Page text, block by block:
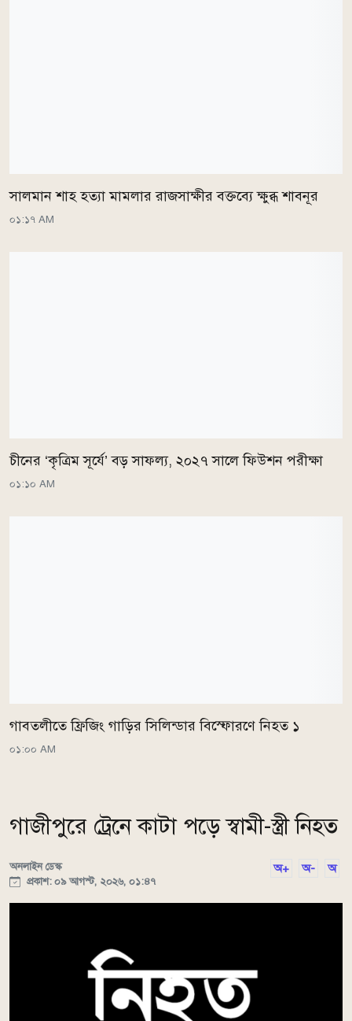
সালমান শাহ হত্যা মামলার রাজসাক্ষীর বক্তব্যে ক্ষুব্ধ শাবনূর
০১:১৭ AM
চীনের ‘কৃত্রিম সূর্যে’ বড় সাফল্য, ২০২৭ সালে ফিউশন পরীক্ষা
০১:১০ AM
গাবতলীতে ফ্রিজিং গাড়ির সিলিন্ডার বিস্ফোরণে নিহত ১
০১:০০ AM
গাজীপুরে ট্রেনে কাটা পড়ে স্বামী-স্ত্রী নিহত
অনলাইন ডেস্ক
প্রকাশ: ০৯ আগস্ট, ২০২৬, ০১:৪৭
অ+ অ- অ